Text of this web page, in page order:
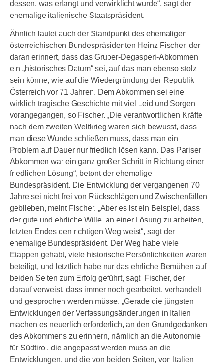
dessen, was erlangt und verwirklicht wurde“, sagt der
ehemalige italienische Staatspräsident.
Ähnlich lautet auch der Standpunkt des ehemaligen
österreichischen Bundespräsidenten Heinz Fischer, der
daran erinnert, dass das Gruber-Degasperi-Abkommen
ein „historisches Datum“ sei, auf das man ebenso stolz
sein könne, wie auf die Wiedergründung der Republik
Österreich vor 71 Jahren. Dem Abkommen sei eine
wirklich tragische Geschichte mit viel Leid und Sorgen
vorangegangen, so Fischer. „Die verantwortlichen Kräfte
nach dem zweiten Weltkrieg waren sich bewusst, dass
man diese Wunde schließen muss, dass man ein
Problem auf Dauer nur friedlich lösen kann. Das Pariser
Abkommen war ein ganz großer Schritt in Richtung einer
friedlichen Lösung“, betont der ehemalige
Bundespräsident. Die Entwicklung der vergangenen 70
Jahre sei nicht frei von Rückschlägen und Zwischenfällen
geblieben, meint Fischer. „Aber es ist ein Beispiel, dass
der gute und ehrliche Wille, an einer Lösung zu arbeiten,
letzten Endes den richtigen Weg weist“, sagt der
ehemalige Bundespräsident. Der Weg habe viele
Etappen gehabt, viele historische Persönlichkeiten waren
beteiligt, und letztlich habe nur das ehrliche Bemühen auf
beiden Seiten zum Erfolg geführt, sagt Fischer, der
darauf verweist, dass immer noch gearbeitet, verhandelt
und gesprochen werden müsse. „Gerade die jüngsten
Entwicklungen der Verfassungsänderungen in Italien
machen es neuerlich erforderlich, an den Grundgedanken
des Abkommens zu erinnern, nämlich an die Autonomie
für Südtirol, die angepasst werden muss an die
Entwicklungen, und die von beiden Seiten, von Italien